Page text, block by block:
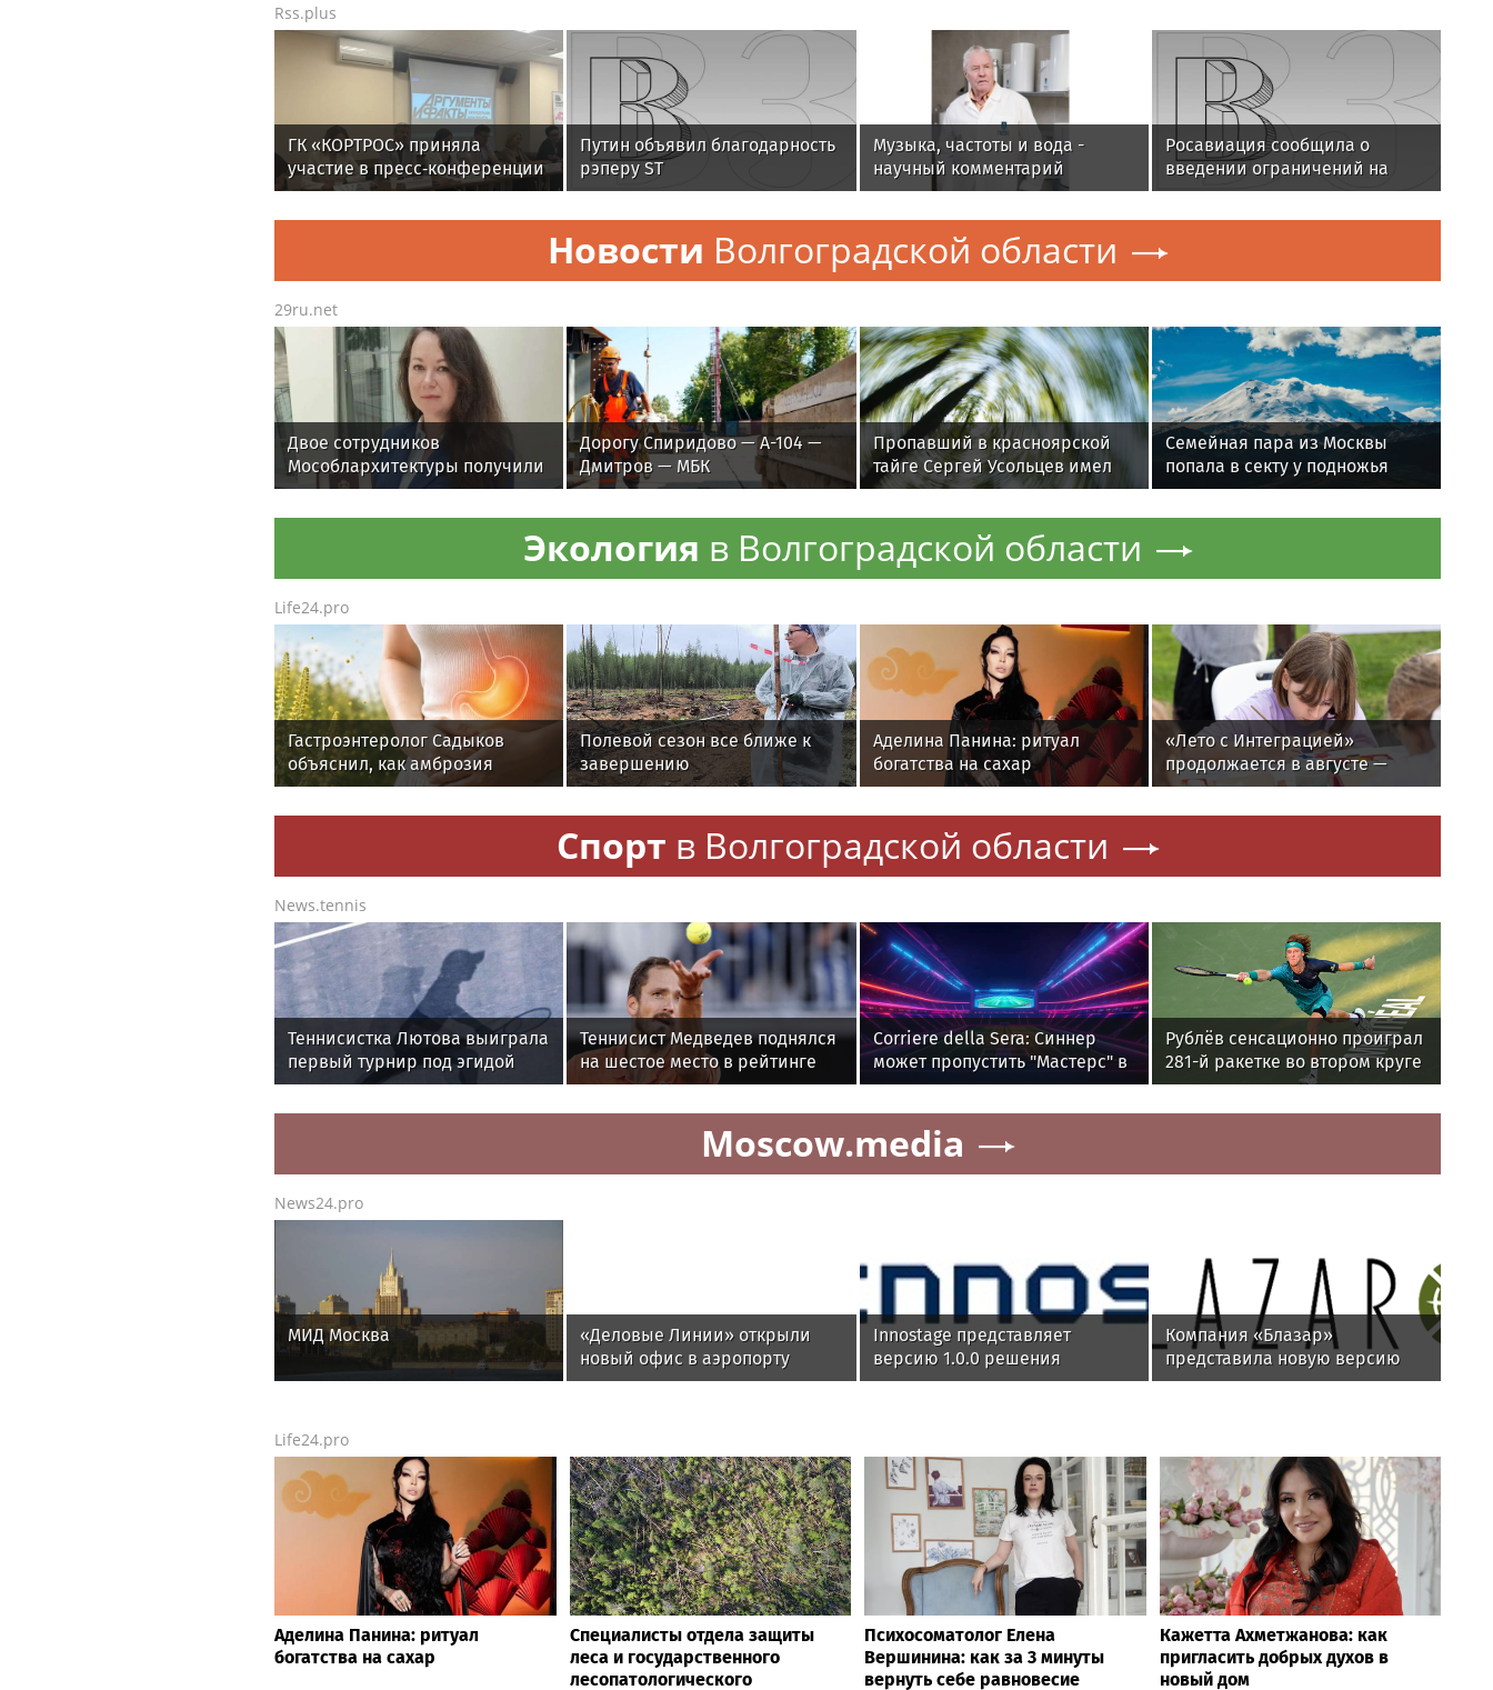
Rss.plus
ГК «КОРТРОС» приняла
участие в пресс‑конференции
о развитии строительной
отрасли в Челябинске
Путин объявил благодарность
рэперу ST
Музыка, частоты и вода -
научный комментарий
Алексея Горшкова
Росавиация сообщила о
введении ограничений на
полеты в Домодедово
Новости Волгоградской области
29ru.net
Двое сотрудников
Мособлархитектуры получили
звание заслуженных
архитекторов
Дорогу Спиридово — А-104 —
Дмитров — МБК
реконструируют к 2029 году
Пропавший в красноярской
тайге Сергей Усольцев имел
тайную семью и внебрачную
дочь
Семейная пара из Москвы
попала в секту у подножья
Эльбруса
Экология в Волгоградской области
Life24.pro
Гастроэнтеролог Садыков
объяснил, как амброзия
может влиять на ЖКТ
Полевой сезон все ближе к
завершению
Аделина Панина: ритуал
богатства на сахар
«Лето с Интеграцией»
продолжается в августе —
заключительный месяц
программы
Спорт в Волгоградской области
News.tennis
Теннисистка Лютова выиграла
первый турнир под эгидой
WTA
Теннисист Медведев поднялся
на шестое место в рейтинге
ATP
Corriere della Sera: Синнер
может пропустить "Мастерс" в
Цинциннати
Рублёв сенсационно проиграл
281-й ракетке во втором круге
«Мастерса» в Монреале
Moscow.media
News24.pro
МИД Москва
«Деловые Линии» открыли
новый офис в аэропорту
Благовещенска
Innostage представляет
версию 1.0.0 решения
Innostage TDIR
расследования инцидентов ИБ
Компания «Блазар»
представила новую версию
системы контроля сетевого
Life24.pro
Аделина Панина: ритуал
богатства на сахар
Специалисты отдела защиты
леса и государственного
лесопатологического
Психосоматолог Елена
Вершинина: как за 3 минуты
вернуть себе равновесие
Кажетта Ахметжанова: как
пригласить добрых духов в
новый дом